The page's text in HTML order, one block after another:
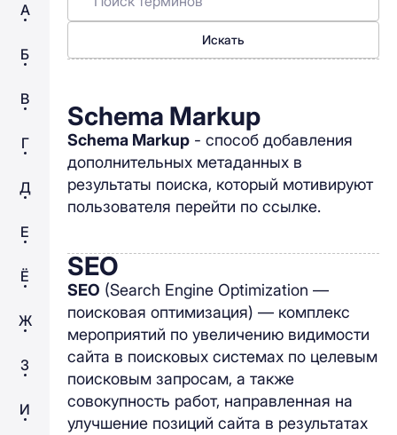
А
Б
В
Г
Д
Е
Ё
Ж
З
И
Искать
Schema Markup
Schema Markup - способ добавления
дополнительных метаданных в
результаты поиска, который мотивируют
пользователя перейти по ссылке.
SEO
SEO (Search Engine Optimization —
поисковая оптимизация) — комплекс
мероприятий по увеличению видимости
сайта в поисковых системах по целевым
поисковым запросам, а также
совокупность работ, направленная на
улучшение позиций сайта в результатах